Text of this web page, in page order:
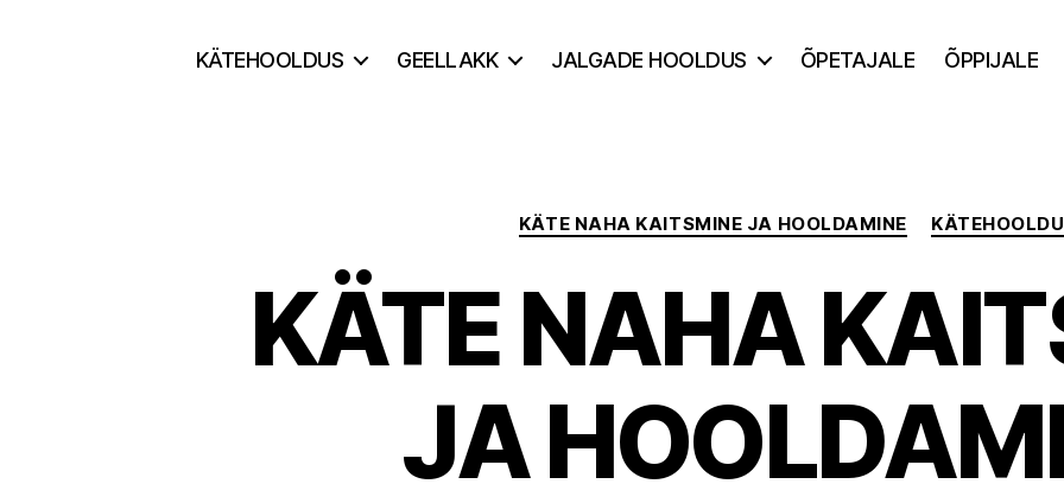
KÄTEHOOLDUS GEELLAKK JALGADE HOOLDUS ÕPETAJALE ÕPPIJALE
Categories
KÄTE NAHA KAITSMINE JA HOOLDAMINE
KÄTE NAHA
JA